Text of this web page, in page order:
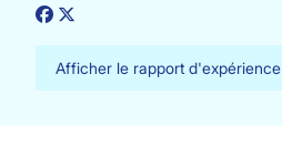
Afficher le rapport d'expérience